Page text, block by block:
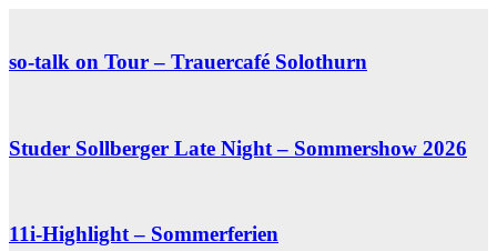
so-talk on Tour – Trauercafé Solothurn
Studer Sollberger Late Night – Sommershow 2026
11i-Highlight – Sommerferien